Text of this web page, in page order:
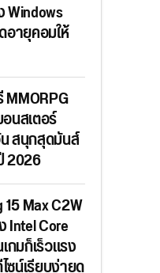
Windows
อายุคอมให้
MMORPG
นสเตอร์
สนุกสุดมันส์
2026
Max C2W
Intel Core
กมก็เร็วแรง